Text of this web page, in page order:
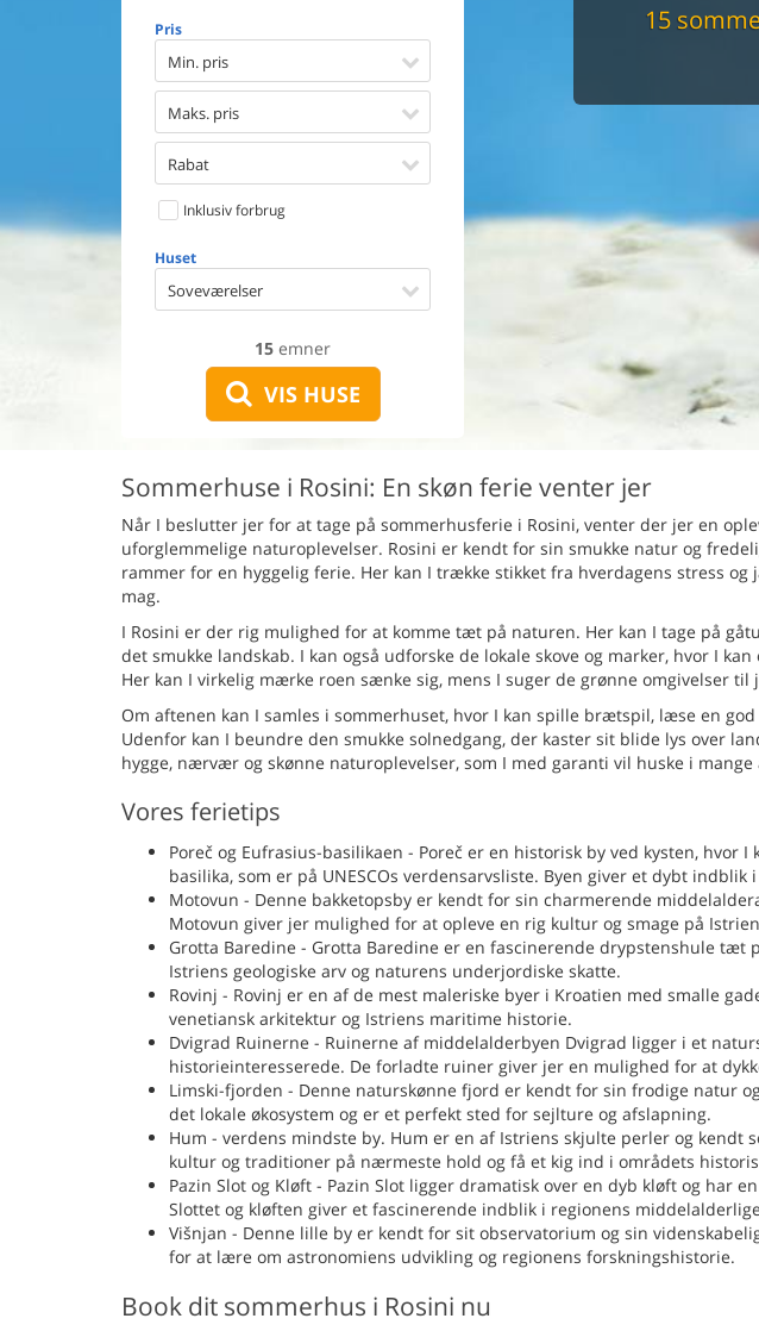
Pris
Min. pris
Maks. pris
Rabat
Inklusiv forbrug
Huset
Soveværelser
15 emner
VIS HUSE
Aircondition
Ladestander til elbil
15
Sommerhuse i Rosini: En skøn ferie venter jer
Når I beslutter jer for at tage på sommerhusferie i Rosini, venter der jer en
uforglemmelige naturoplevelser. Rosini er kendt for sin smukke natur og
rammer for en hyggelig ferie. Her kan I trække stikket fra hverdagens stress og
mag.
I Rosini er der rig mulighed for at komme tæt på naturen. Her kan I tage på
det smukke landskab. I kan også udforske de lokale skove og marker, hvor I
Her kan I virkelig mærke roen sænke sig, mens I suger de grønne omgivelser til
Om aftenen kan I samles i sommerhuset, hvor I kan spille brætspil, læse en
Udenfor kan I beundre den smukke solnedgang, der kaster sit blide lys over
hygge, nærvær og skønne naturoplevelser, som I med garanti vil huske i mange
Vores ferietips
Poreč og Eufrasius-basilikaen - Poreč er en historisk by ved kysten, hvor
basilika, som er på UNESCOs verdensarvsliste. Byen giver et dybt
Motovun - Denne bakketopsby er kendt for sin charmerende
Motovun giver jer mulighed for at opleve en rig kultur og smage på
Grotta Baredine - Grotta Baredine er en fascinerende drypstenshule tæt
Istriens geologiske arv og naturens underjordiske skatte.
Rovinj - Rovinj er en af de mest maleriske byer i Kroatien med smalle
venetiansk arkitektur og Istriens maritime historie.
Dvigrad Ruinerne - Ruinerne af middelalderbyen Dvigrad ligger i et
historieinteresserede. De forladte ruiner giver jer en mulighed for at
Limski-fjorden - Denne naturskønne fjord er kendt for sin frodige natur
det lokale økosystem og er et perfekt sted for sejlture og afslapning.
Hum - verdens mindste by. Hum er en af Istriens skjulte perler og kendt
kultur og traditioner på nærmeste hold og få et kig ind i områdets
Pazin Slot og Kløft - Pazin Slot ligger dramatisk over en dyb kløft og har
Slottet og kløften giver et fascinerende indblik i regionens
Višnjan - Denne lille by er kendt for sit observatorium og sin
for at lære om astronomiens udvikling og regionens forskningshistorie.
Book dit sommerhus i Rosini nu